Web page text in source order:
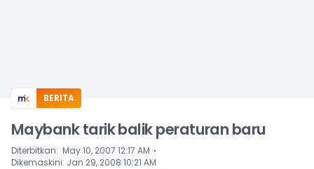
BERITA
Maybank tarik balik peraturan baru
Diterbitkan: May 10, 2007 12:17 AM ⋅
Dikemaskini: Jan 29, 2008 10:21 AM